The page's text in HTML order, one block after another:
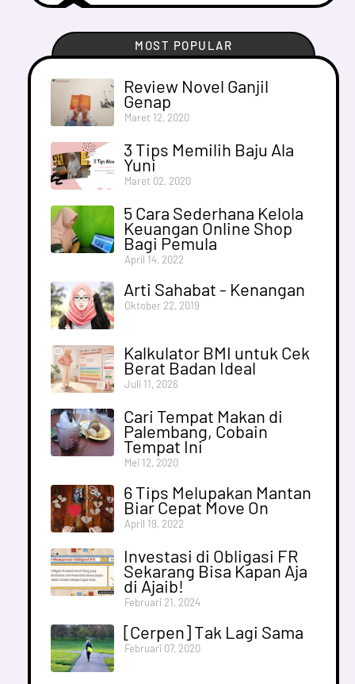
MOST POPULAR
Review Novel Ganjil
Genap
Maret 12, 2020
3 Tips Memilih Baju Ala
Yuni
Maret 02, 2020
5 Cara Sederhana Kelola
Keuangan Online Shop
Bagi Pemula
April 14, 2022
Arti Sahabat - Kenangan
Oktober 22, 2019
Kalkulator BMI untuk Cek
Berat Badan Ideal
Juli 11, 2026
Cari Tempat Makan di
Palembang, Cobain
Tempat Ini
Mei 12, 2020
6 Tips Melupakan Mantan
Biar Cepat Move On
April 19, 2022
Investasi di Obligasi FR
Sekarang Bisa Kapan Aja
di Ajaib!
Februari 21, 2024
[Cerpen] Tak Lagi Sama
Februari 07, 2020